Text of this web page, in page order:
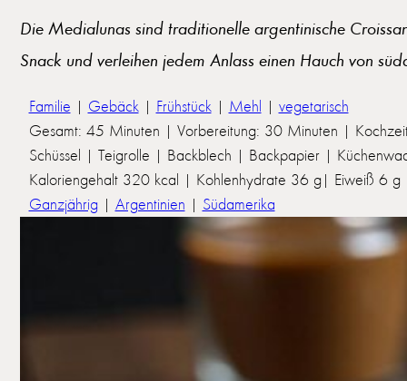
Die Medialunas sind traditionelle argentinische
Snack und verleihen jedem Anlass einen Hauch von
Familie | Gebäck| Frühstück| Mehl | vegetarisch
Gesamt: 45 Minuten | Vorbereitung: 30 Minuten |
Schüssel | Teigrolle | Backblech | Backpapier |
Kaloriengehalt 320 kcal | Kohlenhydrate 36 g| Eiweiß 6
Ganzjährig | Argentinien | Südamerika